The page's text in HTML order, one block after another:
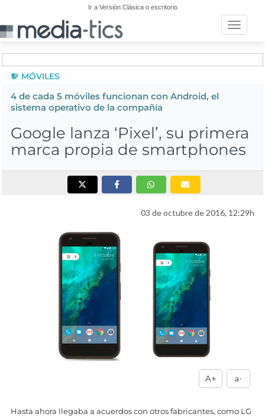
Ir a Versión Clásica o escritorio
Toggle
MÓVILES
4 de cada 5 móviles funcionan con Android, el
sistema operativo de la compañía
Google lanza ‘Pixel’, su primera
marca propia de smartphones
03 de octubre de 2016, 12:29h
A+ a-
Hasta ahora llegaba a acuerdos con otros fabricantes, como LG